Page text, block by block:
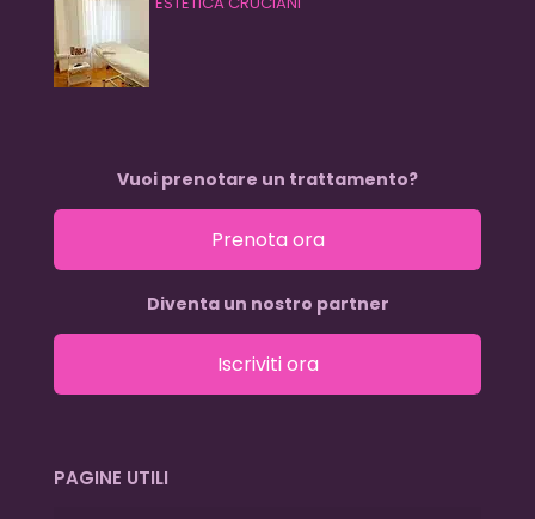
Vuoi prenotare un trattamento?
Prenota ora
Diventa un nostro partner
Iscriviti ora
PAGINE UTILI